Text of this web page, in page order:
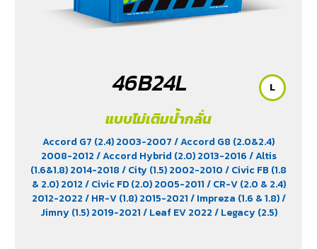
46B24L
แบบไม่เติมน้ำกลั่น
Accord G7 (2.4) 2003-2007/ Accord G8 (2.0&2.4)
2008-2012/ Accord Hybrid (2.0) 2013-2016/ Altis
(1.6&1.8) 2014-2018/ City (1.5) 2002-2010/ Civic FB (1.8
& 2.0) 2012/ Civic FD (2.0) 2005-2011/ CR-V (2.0 & 2.4)
2012-2022/ HR-V (1.8) 2015-2021/ Impreza (1.6 & 1.8)/
Jimny (1.5) 2019-2021/ Leaf EV 2022/ Legacy (2.5)
L